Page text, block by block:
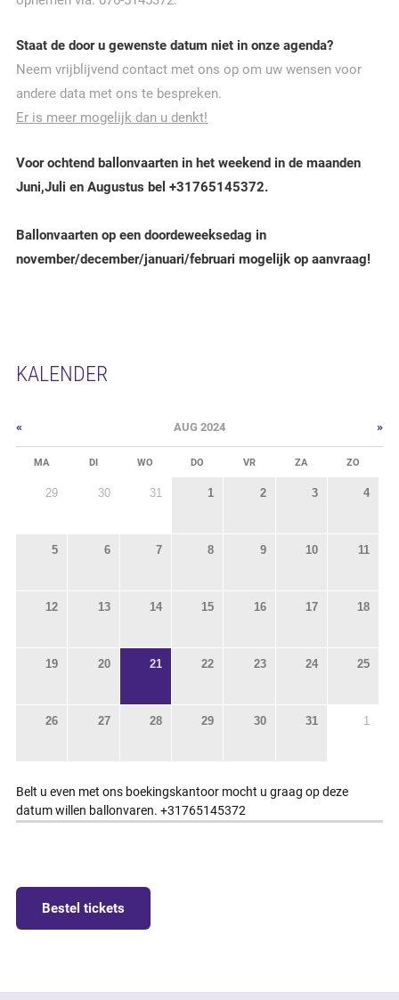
Staat de door u gewenste datum niet in onze agenda?
Neem vrijblijvend contact met ons op om uw wensen voor
andere data met ons te bespreken.
Er is meer mogelijk dan u denkt!
Voor ochtend ballonvaarten in het weekend in de maanden
Juni,Juli en Augustus bel +31765145372.
Ballonvaarten op een doordeweeksedag in
november/december/januari/februari mogelijk op aanvraag!
KALENDER
« AUG 2024 »
MA DI WO DO VR ZA ZO
29 30 31 1 2 3 4
5 6 7 8 9 10 11
12 13 14 15 16 17 18
19 20 21 22 23 24 25
26 27 28 29 30 31 1
Belt u even met ons boekingskantoor mocht u graag op deze
datum willen ballonvaren. +31765145372
Bestel tickets